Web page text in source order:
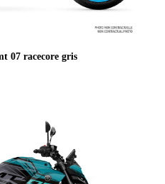
07 racecore gris